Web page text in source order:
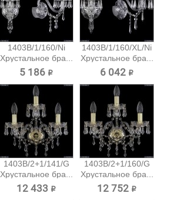
1403B/1/160/Ni
Хрустальное бра...
5 186 ₽
1403B/1/160/XL/Ni
Хрустальное бра...
6 042 ₽
1403B/2+1/141/G
Хрустальное бра...
12 433 ₽
1403B/2+1/160/G
Хрустальное бра...
12 752 ₽